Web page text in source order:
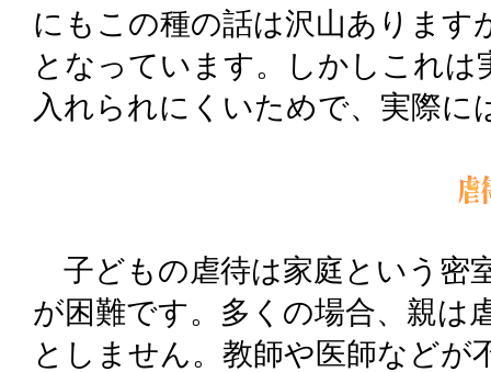
にもこの種の話は沢山あります
となっています。しかしこれ
入れられにくいためで、実際
子どもの虐待は家庭という密
が困難です。多くの場合、親は
としません。教師や医師など